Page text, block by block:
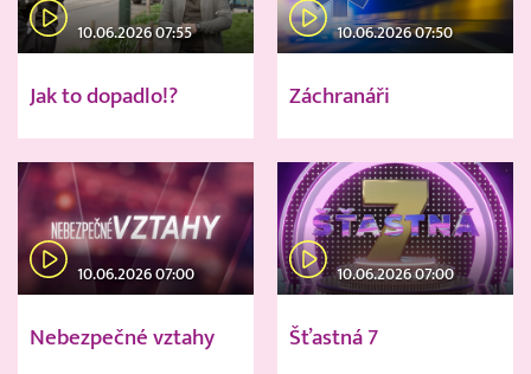
10.06.2026 07:55
Jak to dopadlo!?
10.06.2026 07:50
Záchranáři
10.06.2026 07:00
Nebezpečné vztahy
10.06.2026 07:00
Šťastná 7